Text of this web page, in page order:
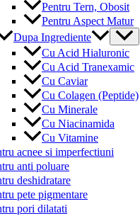
Pentru Tern, Obosit
Pentru Aspect Matur
Dupa Ingrediente
Menu
Toggle
Cu Acid Hialuronic
Cu Acid Tranexamic
Cu Caviar
Cu Colagen (Peptide)
Cu Minerale
Cu Niacinamida
Cu Vitamine
acnee si imperfectiuni
anti poluare
deshidratare
pete pigmentare
pori dilatati